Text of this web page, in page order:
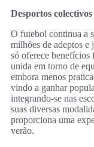
Desportos
O futebol continua a
milhões de adeptos e
só oferece benefícios
unida em torno de
embora menos
vindo a ganhar
integrando-se nas
suas diversas
proporciona uma
verão.